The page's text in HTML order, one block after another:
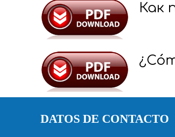
Как
DATOS DE CONTACTO